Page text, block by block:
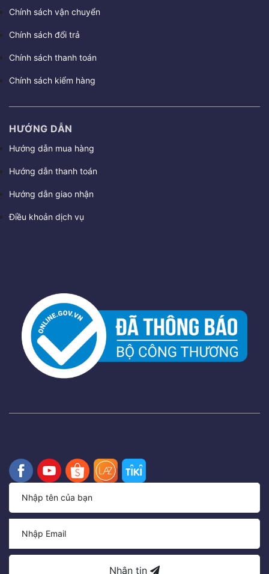
Chính sách vận chuyển
Chính sách đổi trả
Chính sách thanh toán
Chính sách kiểm hàng
HƯỚNG DẪN
Hướng dẫn mua hàng
Hướng dẫn thanh toán
Hướng dẫn giao nhận
Điều khoản dịch vụ
Nhận tin